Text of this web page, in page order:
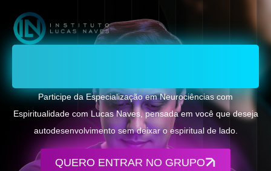
Participe da Especialização em Neurociências com
Espiritualidade com Lucas Naves, pensada em você que deseja
autodesenvolvimento sem deixar o espiritual de lado.
QUERO ENTRAR NO GRUPO